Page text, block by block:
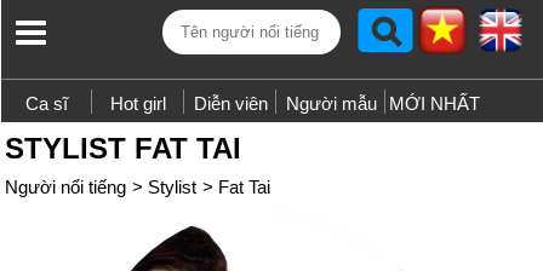
Ca sĩ Hot girl Diễn viên Người mẫu MỚI NHẤT
STYLIST FAT TAI
Người nổi tiếng > Stylist > Fat Tai